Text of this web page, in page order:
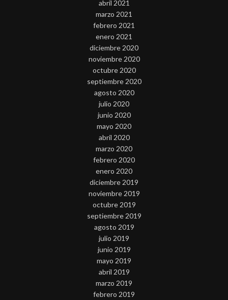
abril 2021
marzo 2021
febrero 2021
enero 2021
diciembre 2020
noviembre 2020
octubre 2020
septiembre 2020
agosto 2020
julio 2020
junio 2020
mayo 2020
abril 2020
marzo 2020
febrero 2020
enero 2020
diciembre 2019
noviembre 2019
octubre 2019
septiembre 2019
agosto 2019
julio 2019
junio 2019
mayo 2019
abril 2019
marzo 2019
febrero 2019